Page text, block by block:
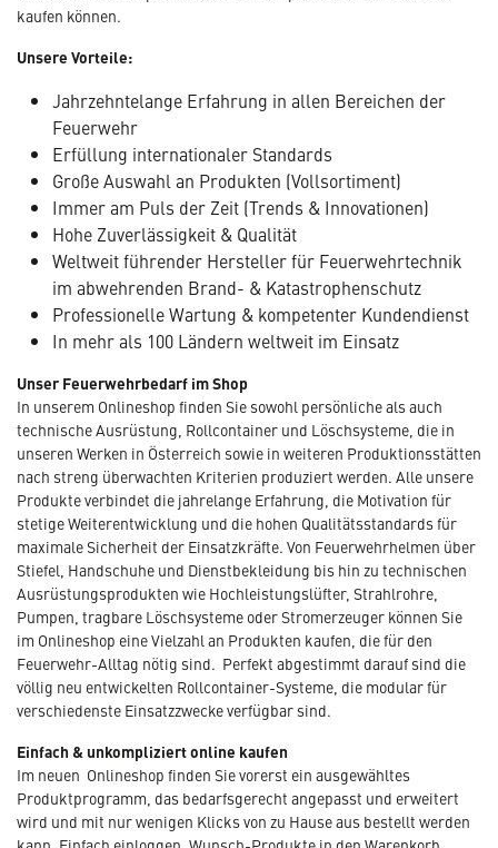
kaufen können.
Unsere Vorteile:
Jahrzehntelange Erfahrung in allen Bereichen der
Feuerwehr
Erfüllung internationaler Standards
Große Auswahl an Produkten (Vollsortiment)
Immer am Puls der Zeit (Trends & Innovationen)
Hohe Zuverlässigkeit & Qualität
Weltweit führender Hersteller für Feuerwehrtechnik
im abwehrenden Brand- & Katastrophenschutz
Professionelle Wartung & kompetenter Kundendienst
In mehr als 100 Ländern weltweit im Einsatz
Unser Feuerwehrbedarf im Shop
In unserem Onlineshop finden Sie sowohl persönliche als auch
technische Ausrüstung, Rollcontainer und Löschsysteme, die in
unseren Werken in Österreich sowie in weiteren Produktionsstätten
nach streng überwachten Kriterien produziert werden. Alle unsere
Produkte verbindet die jahrelange Erfahrung, die Motivation für
stetige Weiterentwicklung und die hohen Qualitätsstandards für
maximale Sicherheit der Einsatzkräfte. Von Feuerwehrhelmen über
Stiefel, Handschuhe und Dienstbekleidung bis hin zu technischen
Ausrüstungsprodukten wie Hochleistungslüfter, Strahlrohre,
Pumpen, tragbare Löschsysteme oder Stromerzeuger können Sie
im Onlineshop eine Vielzahl an Produkten kaufen, die für den
Feuerwehr-Alltag nötig sind. Perfekt abgestimmt darauf sind die
völlig neu entwickelten Rollcontainer-Systeme, die modular für
verschiedenste Einsatzzwecke verfügbar sind.
Einfach & unkompliziert online kaufen
Im neuen Onlineshop finden Sie vorerst ein ausgewähltes
Produktprogramm, das bedarfsgerecht angepasst und erweitert
wird und mit nur wenigen Klicks von zu Hause aus bestellt werden